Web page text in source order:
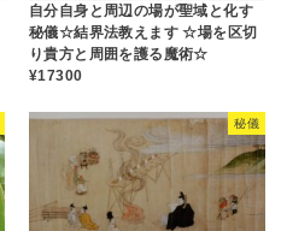
自分自身と周辺の場が聖域と化す
秘儀☆結界法教えます ☆場を区切
り貴方と周囲を護る魔術☆
¥17300
秘儀